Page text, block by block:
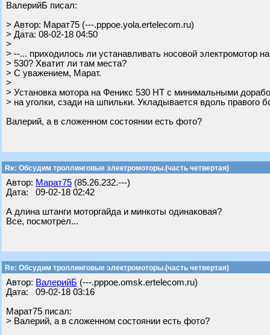
ВалерийБ писал:
> Автор: Марат75 (---.pppoe.yola.ertelecom.ru)
> Дата: 08-02-18 04:50
>
> --... приходилось ли устанавливать носовой электромотор
> 530? Хватит ли там места?
> С уважением, Марат.
>
> Установка мотора на Феникс 530 НТ с минимальными
> на уголки, сзади на шпильки. Укладывается вдоль правого
Валерий, а в сложенном состоянии есть фото?
Re: Обсудим троллинговые электромоторы.(часть четвертая)
Автор: Марат75 (85.26.232.---)
Дата: 09-02-18 02:42
А длина штанги моторгайда и минкоты одинаковая?
Все, посмотрел...
Re: Обсудим троллинговые электромоторы.(часть четвертая)
Автор: ВалерийБ (---.pppoe.omsk.ertelecom.ru)
Дата: 09-02-18 03:16
Марат75 писал:
> Валерий, а в сложенном состоянии есть фото?